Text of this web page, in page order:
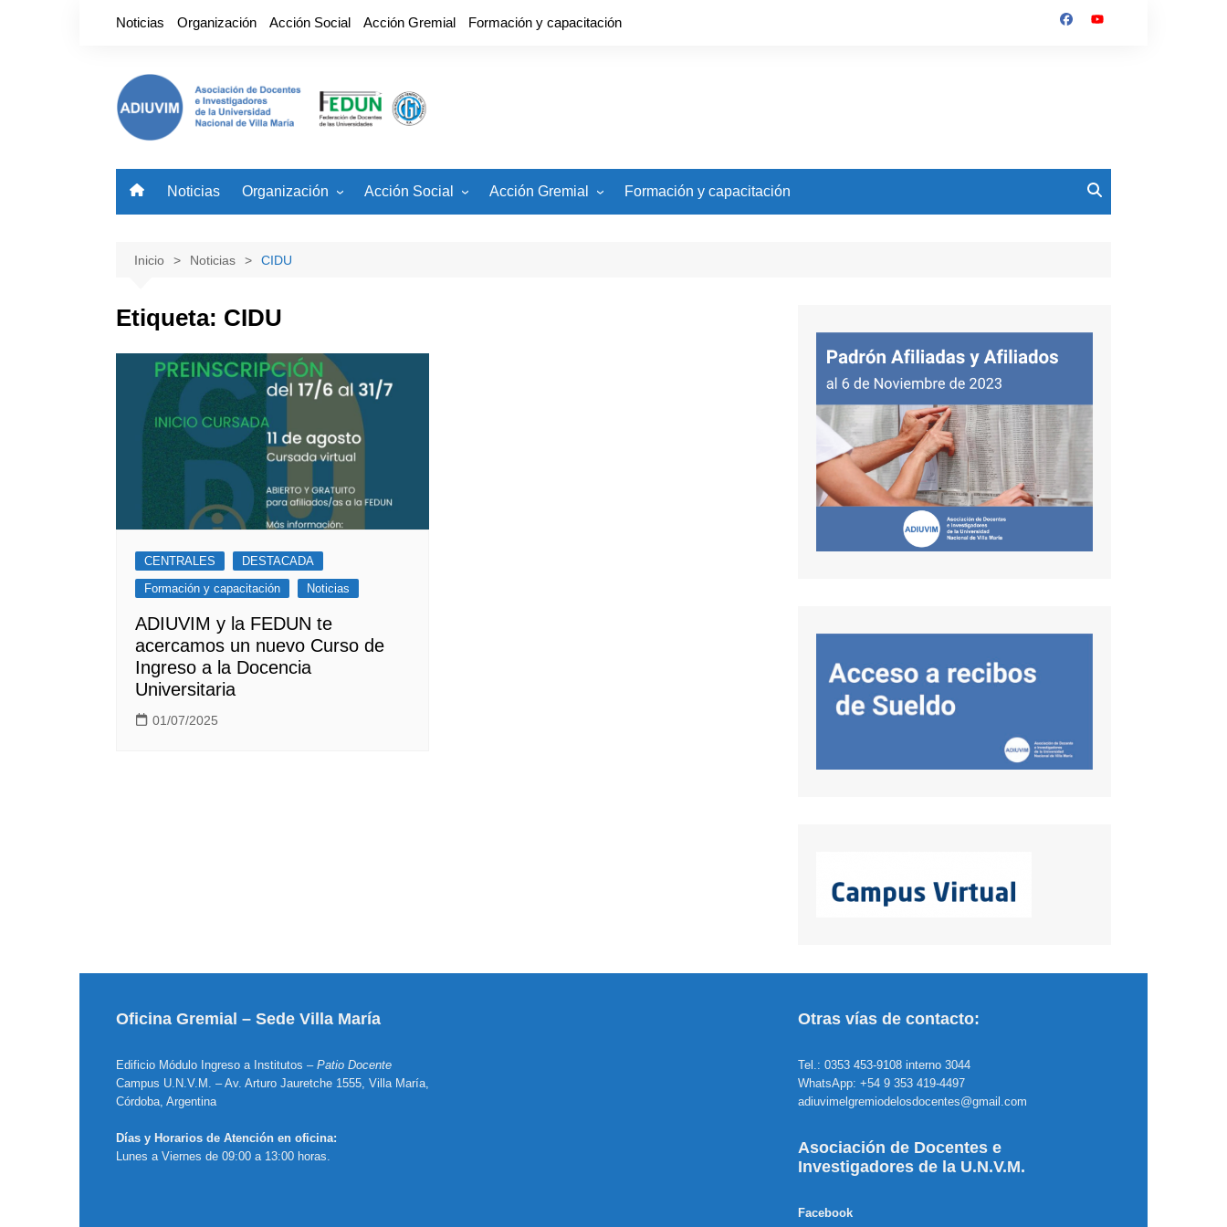
Noticias Organización Acción Social Acción Gremial Formación y capacitación
Noticias Organización
Autoridades
Acción Social Acción Gremial Formación y capacitación
Inicio Noticias CIDU
Etiqueta: CIDU
CENTRALES
DESTACADA
Formación y capacitación
Noticias
ADIUVIM y la FEDUN te
acercamos un nuevo Curso de
Ingreso a la Docencia
Universitaria
01/07/2025
Oficina Gremial – Sede Villa María
Edificio Módulo Ingreso a Institutos – Patio Docente
Campus U.N.V.M. – Av. Arturo Jauretche 1555, Villa María,
Córdoba, Argentina
Días y Horarios de Atención en oficina:
Lunes a Viernes de 09:00 a 13:00 horas.
Otras vías de contacto:
Tel.: 0353 453-9108 interno 3044
WhatsApp: +54 9 353 419-4497
adiuvimelgremiodelosdocentes@gmail.com
Asociación de Docentes e
Investigadores de la U.N.V.M.
Facebook